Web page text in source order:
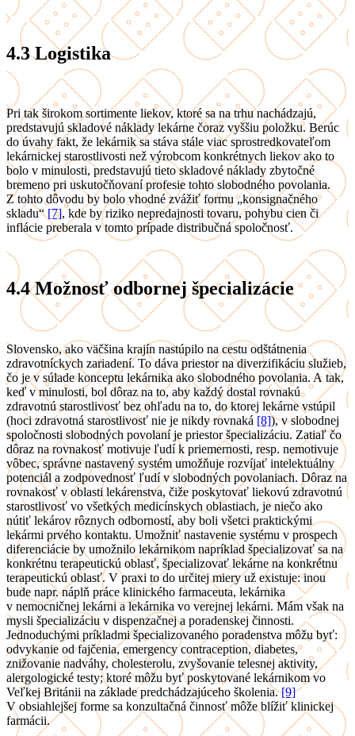
4.3 Logistika
Pri tak širokom sortimente liekov, ktoré sa na trhu nachádzajú,
predstavujú skladové náklady lekárne čoraz vyššiu položku. Berúc
do úvahy fakt, že lekárnik sa stáva stále viac sprostredkovateľom
lekárnickej starostlivosti než výrobcom konkrétnych liekov ako to
bolo v minulosti, predstavujú tieto skladové náklady zbytočné
bremeno pri uskutočňovaní profesie tohto slobodného povolania.
Z tohto dôvodu by bolo vhodné zvážiť formu „konsignačného
skladu“[7], kde by riziko nepredajnosti tovaru, pohybu cien či
inflácie preberala v tomto prípade distribučná spoločnosť.
4.4 Možnosť odbornej špecializácie
Slovensko, ako väčšina krajín nastúpilo na cestu odštátnenia
zdravotníckych zariadení. To dáva priestor na diverzifikáciu služieb,
čo je v súlade konceptu lekárnika ako slobodného povolania. A tak,
keď v minulosti, bol dôraz na to, aby každý dostal rovnakú
zdravotnú starostlivosť bez ohľadu na to, do ktorej lekárne vstúpil
(hoci zdravotná starostlivosť nie je nikdy rovnaká [8]), v slobodnej
spoločnosti slobodných povolaní je priestor špecializáciu. Zatiaľ čo
dôraz na rovnakosť motivuje ľudí k priemernosti, resp. nemotivuje
vôbec, správne nastavený systém umožňuje rozvíjať intelektuálny
potenciál a zodpovednosť ľudí v slobodných povolaniach. Dôraz na
rovnakosť v oblasti lekárenstva, čiže poskytovať liekovú zdravotnú
starostlivosť vo všetkých medicínskych oblastiach, je niečo ako
nútiť lekárov rôznych odborností, aby boli všetci praktickými
lekármi prvého kontaktu. Umožniť nastavenie systému v prospech
diferenciácie by umožnilo lekárnikom napríklad špecializovať sa na
konkrétnu terapeutickú oblasť, špecializovať lekárne na konkrétnu
terapeutickú oblasť. V praxi to do určitej miery už existuje: inou
bude napr. náplň práce klinického farmaceuta, lekárnika
v nemocničnej lekárni a lekárnika vo verejnej lekárni. Mám však na
mysli špecializáciu v dispenzačnej a poradenskej činnosti.
Jednoduchými príkladmi špecializovaného poradenstva môžu byť:
odvykanie od fajčenia, emergency contraception, diabetes,
znižovanie nadváhy, cholesterolu, zvyšovanie telesnej aktivity,
alergologické testy; ktoré môžu byť poskytované lekárnikom vo
Veľkej Británii na základe predchádzajúceho školenia.[9]
V obsiahlejšej forme sa konzultačná činnosť môže blížiť klinickej
farmácii.